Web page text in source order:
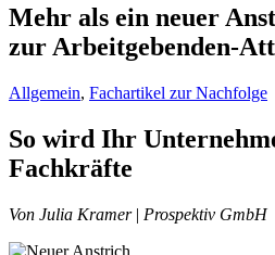
Mehr als ein neuer
zur Arbeitgebenden-
Allgemein, Fachartikel zur Nachfolge
So wird Ihr
Fachkräfte
Von Julia Kramer | Prospektiv GmbH